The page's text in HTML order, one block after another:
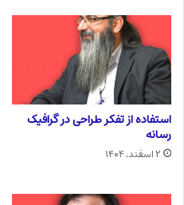
استفاده از تفکر طراحی در گرافیک
رسانه
۲ اسفند, ۱۴۰۴